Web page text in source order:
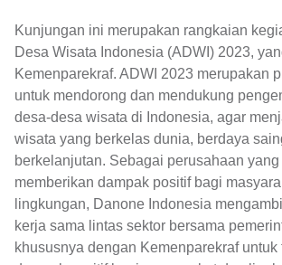
Kunjungan ini merupakan rangkaian
Desa Wisata Indonesia (ADWI) 2023,
Kemenparekraf. ADWI 2023 merupakan
untuk mendorong dan mendukung
desa-desa wisata di Indonesia, agar
wisata yang berkelas dunia, berdaya
berkelanjutan. Sebagai perusahaan
memberikan dampak positif bagi
lingkungan, Danone Indonesia
kerja sama lintas sektor bersama
khususnya dengan Kemenparekraf untuk